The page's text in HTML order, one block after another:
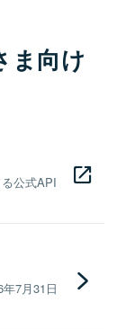
ま向け
公式API
7月31日